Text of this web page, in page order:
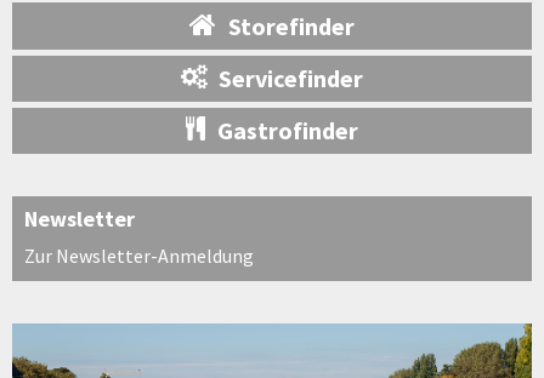
Storefinder
Servicefinder
Gastrofinder
Newsletter
Zur Newsletter-Anmeldung